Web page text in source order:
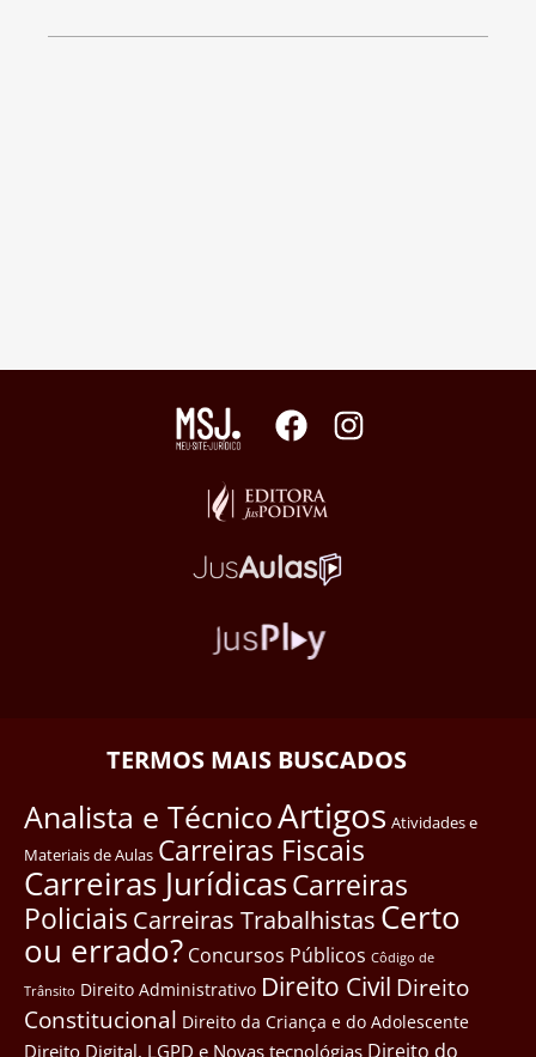
TERMOS MAIS BUSCADOS
Analista e TécnicoArtigos Atividades e
Materiais de Aulas Carreiras Fiscais
Carreiras JurídicasCarreiras
Policiais Carreiras Trabalhistas Certo
ou errado? Concursos Públicos Côdigo de
Trânsito Direito Administrativo Direito Civil Direito
Constitucional Direito da Criança e do Adolescente
Direito Digital, LGPD e Novas tecnológias Direito do